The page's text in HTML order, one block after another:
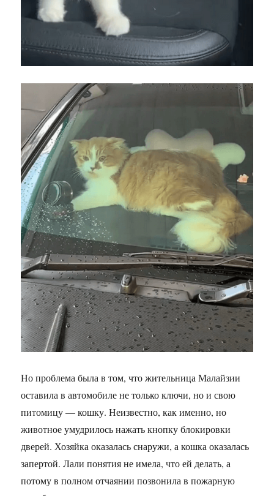
Но проблема была в том, что жительница Малайзии
оставила в автомобиле не только ключи, но и свою
питомицу — кошку. Неизвестно, как именно, но
животное умудрилось нажать кнопку блокировки
дверей. Хозяйка оказалась снаружи, а кошка оказалась
запертой. Лали понятия не имела, что ей делать, а
потому в полном отчаянии позвонила в пожарную